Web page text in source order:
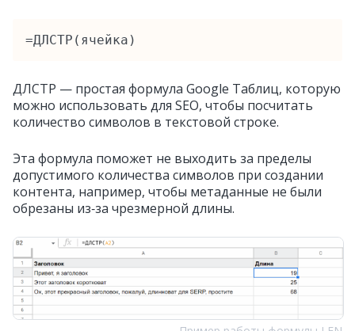
=ДЛСТР(ячейка)
ДЛСТР — простая формула Google Таблиц, которую
можно использовать для SEO, чтобы посчитать
количество символов в текстовой строке.
Эта формула поможет не выходить за пределы
допустимого количества символов при создании
контента, например, чтобы метаданные не были
обрезаны из‑за чрезмерной длины.